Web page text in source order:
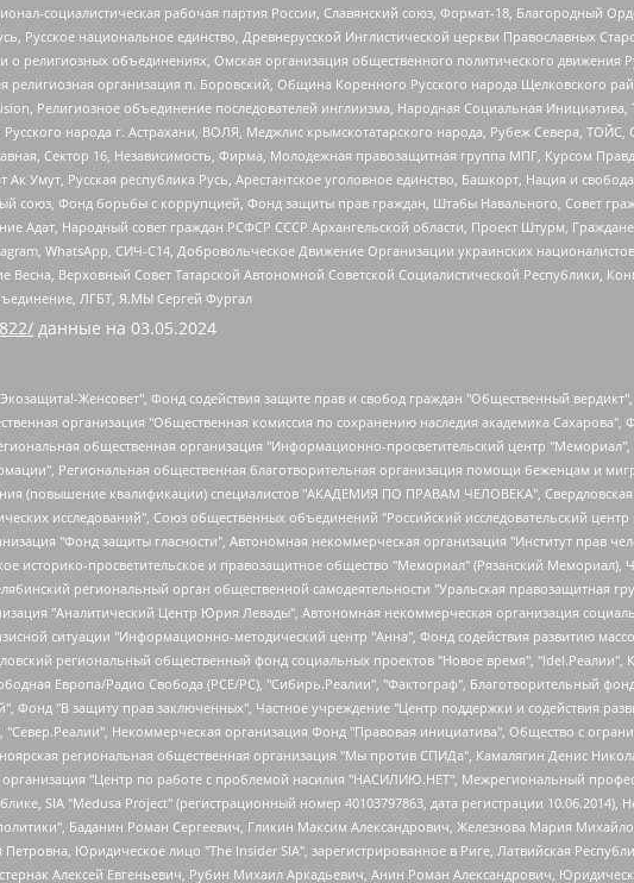
социалистическая рабочая партия России, Славянский союз, Формат-18, Благородный
Русское национальное единство, Древнерусской Инглистической церкви Православных
религиозных объединениях, Омская организация общественного политического движения
организация п. Боровский, Община Коренного Русского народа Щелковского
Религиозное объединение последователей инглиизма, Народная Социальная
народа г. Астрахани, ВОЛЯ, Меджлис крымскотатарского народа, Рубеж Севера, ТОЙС,
Сектор 16, Независимость, Фирма, Молодежная правозащитная группа МПГ, Курсом
Ак Умут, Русская республика Русь, Арестантское уголовное единство, Башкорт, Нация и
союз, Фонд борьбы с коррупцией, Фонд защиты прав граждан, Штабы Навального, Совет
Адат, Народный совет граждан РСФСР СССР Архангельской области, Проект Штурм,
WhatsApp, СИЧ-С14, Добровольческое Движение Организации украинских
Верховный Совет Татарской Автономной Советской Социалистической Республики,
ЛГБТ, Я.МЫ Сергей Фургал
данные на 03.05.2024
движений", Фонд "В защиту прав заключенных", Частное учреждение "Центр поддержки и содействия развитию средств массовой информации", Пензенский региональный общественный благотворительный фонд "Гражданский союз", "Север.Реалии", Некоммерческая организация Фонд "Правовая инициатива", Общество с ограниченной ответственностью "Радио Свободная Европа/Радио Свобода", Чешское информационное агентство "MEDIUM-ORIENT", Красноярская региональная общественная организация "Мы против СПИДа", Камалягин Денис Николаевич, Маркелов Сергей Евгеньевич, Пономарев Лев Александрович, Савицкая Людмила Алексеевна, Автономная некоммерческая организация "Центр по работе с проблемой насилия "НАСИЛИЮ.НЕТ", Межрегиональный профессиональный союз работников здравоохранения "Альянс врачей", Юридическое лицо, зарегистрированное в Латвийской Республике, SIA "Medusa Project" (регистрационный номер 40103797863, дата регистрации 10.06.2014), Некоммерческая организация "Фонд по борьбе с коррупцией", Автономная некоммерческая организация "Институт права и публичной политики", Баданин Роман Сергеевич, Гликин Максим Александрович, Железнова Мария Михайловна, Лукьянова Юлия Сергеевна, Маетная Елизавета Витальевна, Маняхин Петр Борисович, Чуракова Ольга Владимировна, Ярош Юлия Петровна, Юридическое лицо "The Insider SIA", зарегистрированное в Риге, Латвийская Республика (дата регистрации 26.06.2015), являющееся администратором доменного имени интернет-издания "The Insider SIA", https://theins.ru, Постернак Алексей Евгеньевич, Рубин Михаил Аркадьевич, Анин Роман Александрович, Юридическое лицо Istories fonds, зарегистрированное в Латвийской Республике (регистрационный номер 50008295751, дата регистрации 24.02.2020), Великовский Дмитрий Александрович, Долинина Ирина Николаевна, Мароховская Алеся Алексеевна, Шлейнов Роман Юрьевич, Шмагун Олеся Валентиновна, Общество с ограниченной ответственностью "Альтаир 2021", Общество с ограниченной ответственностью "Вега 2021", Общество с ограниченной ответственностью "Главный редактор 2021", Общество с ограниченной ответственностью "Ромашки монолит", Важенков Артем Валерьевич, Ивановская областная общественная организация "Центр гендерных исследований", Гурман Юрий Альбертович, Медиапроект "ОВД-Инфо", Егоров Владимир Владимирович, Жилинский Владимир Александрович, Общество с ограниченной ответственностью "ЗП", Иванова София Юрьевна, Карезина Инна Павловна, Кильтау Екатерина Викторовна, Петров Алексей Викторович, Пискунов Сергей Евгеньевич, Смирнов Сергей Сергеевич, Тихонов Михаил Сергеевич, Общество с ограниченной ответственностью "ЖУРНАЛИСТ-ИНОСТРАННЫЙ АГЕНТ", Арапова Галина Юрьевна, Вольтская Татьяна Анатольевна, Американская компания "Mason G.E.S. Anonymous Foundation" (США), являющаяся владельцем интернет-издания https://mnews.world/, Компания "Stichting Bellingcat", зарегистрированная в Нидерландах (дата регистрации 11.07.2018), Захаров Андрей Вячеславович, Клепиковская Екатерина Дмитриевна, Общество с ограниченной ответственностью "МЕМО", Перл Роман Александрович, Симонов Евгений Алексеевич, Соловьева Елена Анатольевна, Сотников Даниил Владимирович, Сурначева Елизавета Дмитриевна, Автономная некоммерческая организация по защите прав человека и информированию населения "Якутия – Наше Мнение", Общество с ограниченной ответственностью "Москоу диджитал медиа", с 26.01.2023 Общество с ограниченной ответственностью "Чайка Белые сады", Ветошкина Валерия Валерьевна, Заговора Максим Александрович, Межрегиональное общественное движение "Российская ЛГБТ - сеть", Оленичев Максим Владимирович, Павлов Иван Юрьевич, Скворцова Елена Сергеевна, Общество с ограниченной ответственностью "Как бы инагент", Кочетков Игорь Викторович, Общество с ограниченной ответственностью "Честные выборы", Еланчик Олег Александрович, Общество с ограниченной ответственностью "Нобелевский призыв", Гималова Регина Эмилевна, Григорьев Андрей Валерьевич, Григорьева Алина Александровна, Ассоциация по содействию защите прав призывников, альтернативнослужащих и военнослужащих "Правозащитная группа "Гражданин.Армия.Право", Хисамова Регина Фаритовна,